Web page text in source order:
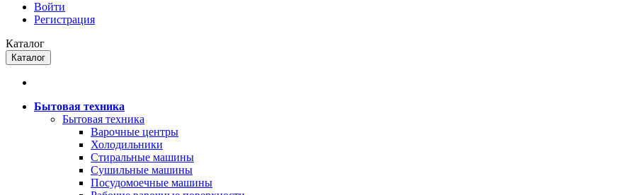
Войти
Регистрация
Каталог
Каталог
Бытовая техника
Бытовая техника
Варочные центры
Холодильники
Стиральные машины
Сушильные машины
Посудомоечные машины